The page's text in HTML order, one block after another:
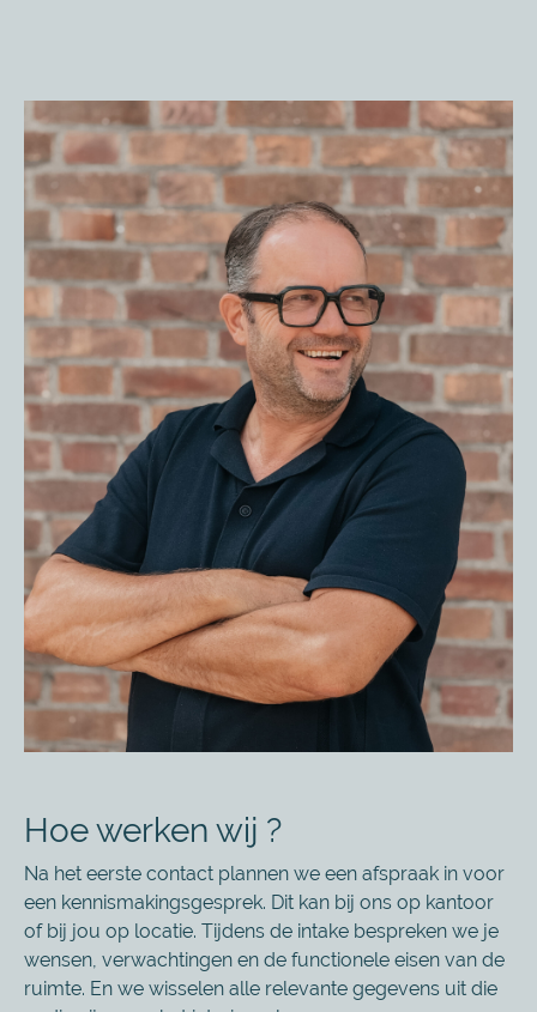
Hoe werken wij ?
Na het eerste contact plannen we een afspraak in voor
een kennismakingsgesprek. Dit kan bij ons op kantoor
of bij jou op locatie. Tijdens de intake bespreken we je
wensen, verwachtingen en de functionele eisen van de
ruimte. En we wisselen alle relevante gegevens uit die